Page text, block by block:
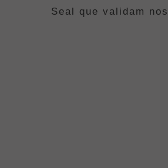
Seal que validam